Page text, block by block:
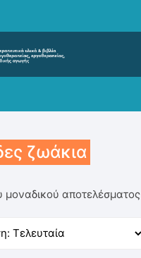
ζωάκια
μοναδικού αποτελέσματος